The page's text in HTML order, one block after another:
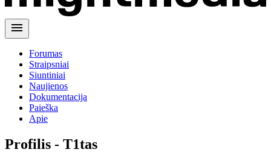
menu
Forumas
Straipsniai
Siuntiniai
Naujienos
Dokumentacija
Paieška
Apie
Profilis - T1tas